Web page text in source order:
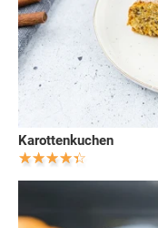
Karottenkuchen